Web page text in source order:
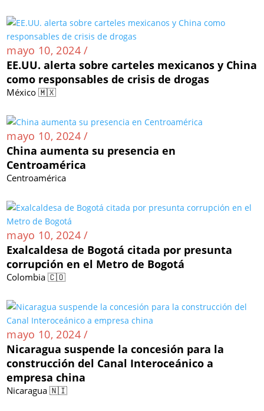
mayo 10, 2024 /
EE.UU. alerta sobre carteles mexicanos y China
como responsables de crisis de drogas
México 🇲🇽
mayo 10, 2024 /
China aumenta su presencia en
Centroamérica
Centroamérica
mayo 10, 2024 /
Exalcaldesa de Bogotá citada por presunta
corrupción en el Metro de Bogotá
Colombia 🇨🇴
mayo 10, 2024 /
Nicaragua suspende la concesión para la
construcción del Canal Interoceánico a
empresa china
Nicaragua 🇳🇮